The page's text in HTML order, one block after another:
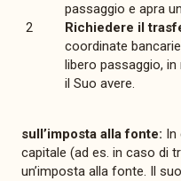
passaggio e apra
Richiedere il
coordinate
libero passaggio,
il Suo avere.
sull’imposta alla fonte:
capitale (ad es. in caso di
un’imposta alla fonte. Il